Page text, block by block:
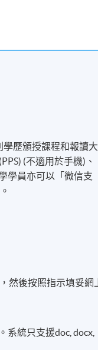
歷頒授課程和報讀大
(不適用於手機)、
學員亦可以「微信支
然後按照指示填妥網
統只支援doc, docx,